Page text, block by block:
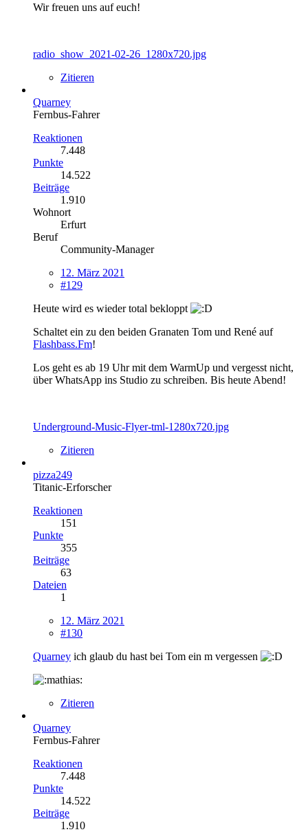
Wir freuen uns auf euch!
radio_show_2021-02-26_1280x720.jpg
Zitieren
Quarney
Fernbus-Fahrer
Reaktionen
7.448
Punkte
14.522
Beiträge
1.910
Wohnort
Erfurt
Beruf
Community-Manager
12. März 2021
#129
Heute wird es wieder total bekloppt
Schaltet ein zu den beiden Granaten Tom und René auf
Flashbass.Fm!
Los geht es ab 19 Uhr mit dem WarmUp und vergesst nicht,
über WhatsApp ins Studio zu schreiben. Bis heute Abend!
Underground-Music-Flyer-tml-1280x720.jpg
Zitieren
pizza249
Titanic-Erforscher
Reaktionen
151
Punkte
355
Beiträge
63
Dateien
1
12. März 2021
#130
Quarney ich glaub du hast bei Tom ein m vergessen
Zitieren
Quarney
Fernbus-Fahrer
Reaktionen
7.448
Punkte
14.522
Beiträge
1.910